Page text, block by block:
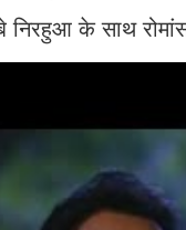
निरहुआ के साथ